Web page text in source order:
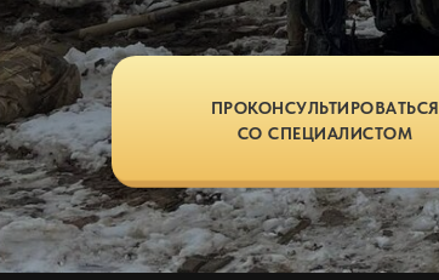
ПРОКОНСУЛЬТИРОВАТЬСЯ
СО СПЕЦИАЛИСТОМ